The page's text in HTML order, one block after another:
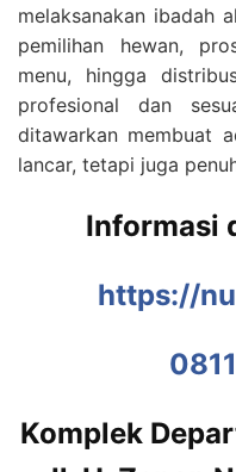
melaksanakan ibadah
pemilihan hewan,
menu, hingga
profesional dan
ditawarkan membuat
lancar, tetapi juga
Informasi
https://
Komplek